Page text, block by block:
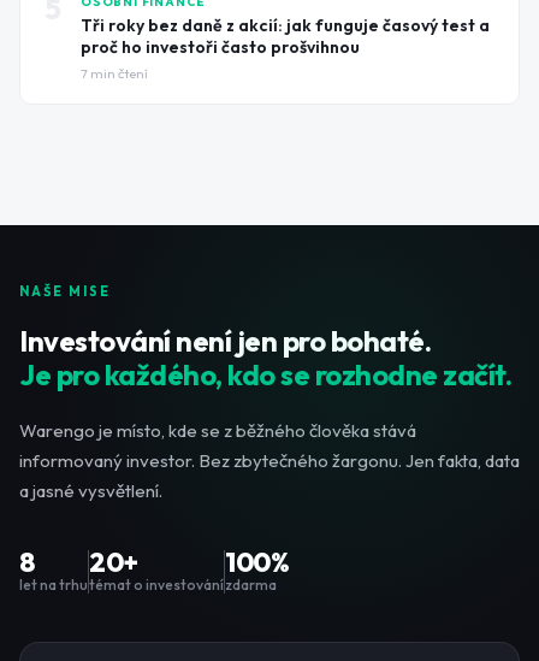
Tři roky bez daně z akcií: jak funguje časový test a
proč ho investoři často prošvihnou
7 min čtení
NAŠE MISE
Investování není jen pro bohaté.
Je pro každého, kdo se rozhodne začít.
Warengo je místo, kde se z běžného člověka stává
informovaný investor. Bez zbytečného žargonu. Jen fakta, data
a jasné vysvětlení.
8
let na trhu
20+
témat o investování
100%
zdarma